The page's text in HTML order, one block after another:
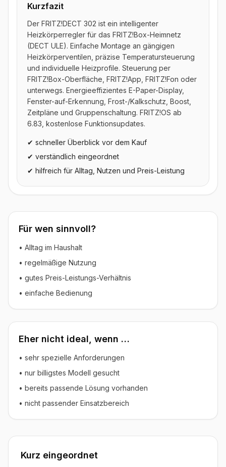
Kurzfazit
Der FRITZ!DECT 302 ist ein intelligenter
Heizkörperregler für das FRITZ!Box-Heimnetz
(DECT ULE). Einfache Montage an gängigen
Heizkörperventilen, präzise Temperatursteuerung
und individuelle Heizprofile. Steuerung per
FRITZ!Box-Oberfläche, FRITZ!App, FRITZ!Fon oder
unterwegs. Energieeffizientes E-Paper-Display,
Fenster-auf-Erkennung, Frost-/Kalkschutz, Boost,
Zeitpläne und Gruppenschaltung. FRITZ!OS ab
6.83, kostenlose Funktionsupdates.
✔ schneller Überblick vor dem Kauf
✔ verständlich eingeordnet
✔ hilfreich für Alltag, Nutzen und Preis-Leistung
Für wen sinnvoll?
• Alltag im Haushalt
• regelmäßige Nutzung
• gutes Preis-Leistungs-Verhältnis
• einfache Bedienung
Eher nicht ideal, wenn …
• sehr spezielle Anforderungen
• nur billigstes Modell gesucht
• bereits passende Lösung vorhanden
• nicht passender Einsatzbereich
Kurz eingeordnet